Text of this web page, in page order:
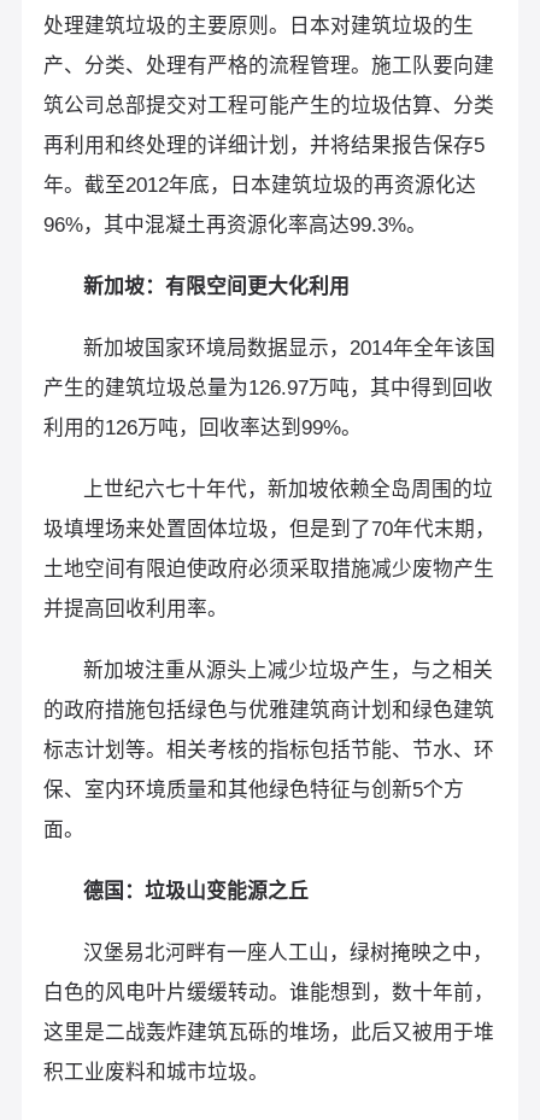
处理建筑垃圾的主要原则。日本对建筑垃圾的生
产、分类、处理有严格的流程管理。施工队要向建
筑公司总部提交对工程可能产生的垃圾估算、分类
再利用和终处理的详细计划，并将结果报告保存5
年。截至2012年底，日本建筑垃圾的再资源化达
96%，其中混凝土再资源化率高达99.3%。
新加坡：有限空间更大化利用
新加坡国家环境局数据显示，2014年全年该国
产生的建筑垃圾总量为126.97万吨，其中得到回收
利用的126万吨，回收率达到99%。
上世纪六七十年代，新加坡依赖全岛周围的垃
圾填埋场来处置固体垃圾，但是到了70年代末期，
土地空间有限迫使政府必须采取措施减少废物产生
并提高回收利用率。
新加坡注重从源头上减少垃圾产生，与之相关
的政府措施包括绿色与优雅建筑商计划和绿色建筑
标志计划等。相关考核的指标包括节能、节水、环
保、室内环境质量和其他绿色特征与创新5个方
面。
德国：垃圾山变能源之丘
汉堡易北河畔有一座人工山，绿树掩映之中，
白色的风电叶片缓缓转动。谁能想到，数十年前，
这里是二战轰炸建筑瓦砾的堆场，此后又被用于堆
积工业废料和城市垃圾。